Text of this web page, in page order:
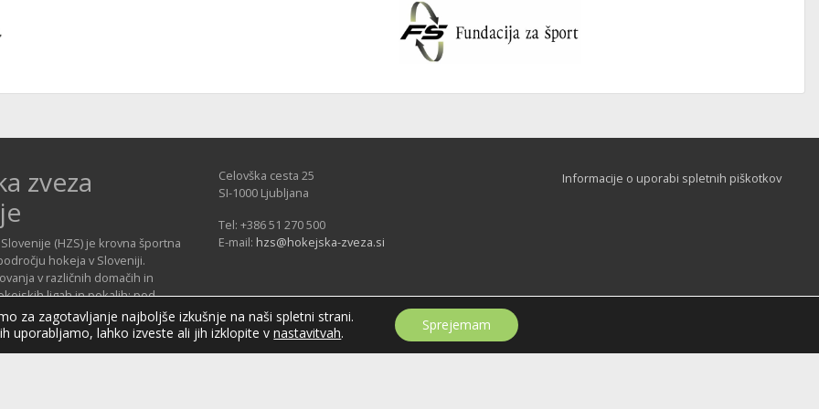
zveza
(HZS) je krovna športna
hokeja v Sloveniji.
v različnih domačih in
ligah in pokalih; pod
tudi slovenske hokejske
Celovška cesta 25
SI-1000 Ljubljana
Tel: +386 51 270 500
E-mail: hzs@hokejska-zveza.si
Informacije o uporabi spletnih piškotkov
za zagotavljanje najboljše izkušnje na naši spletni strani.
uporabljamo, lahko izveste ali jih izklopite vnastavitvah. Sprejemam